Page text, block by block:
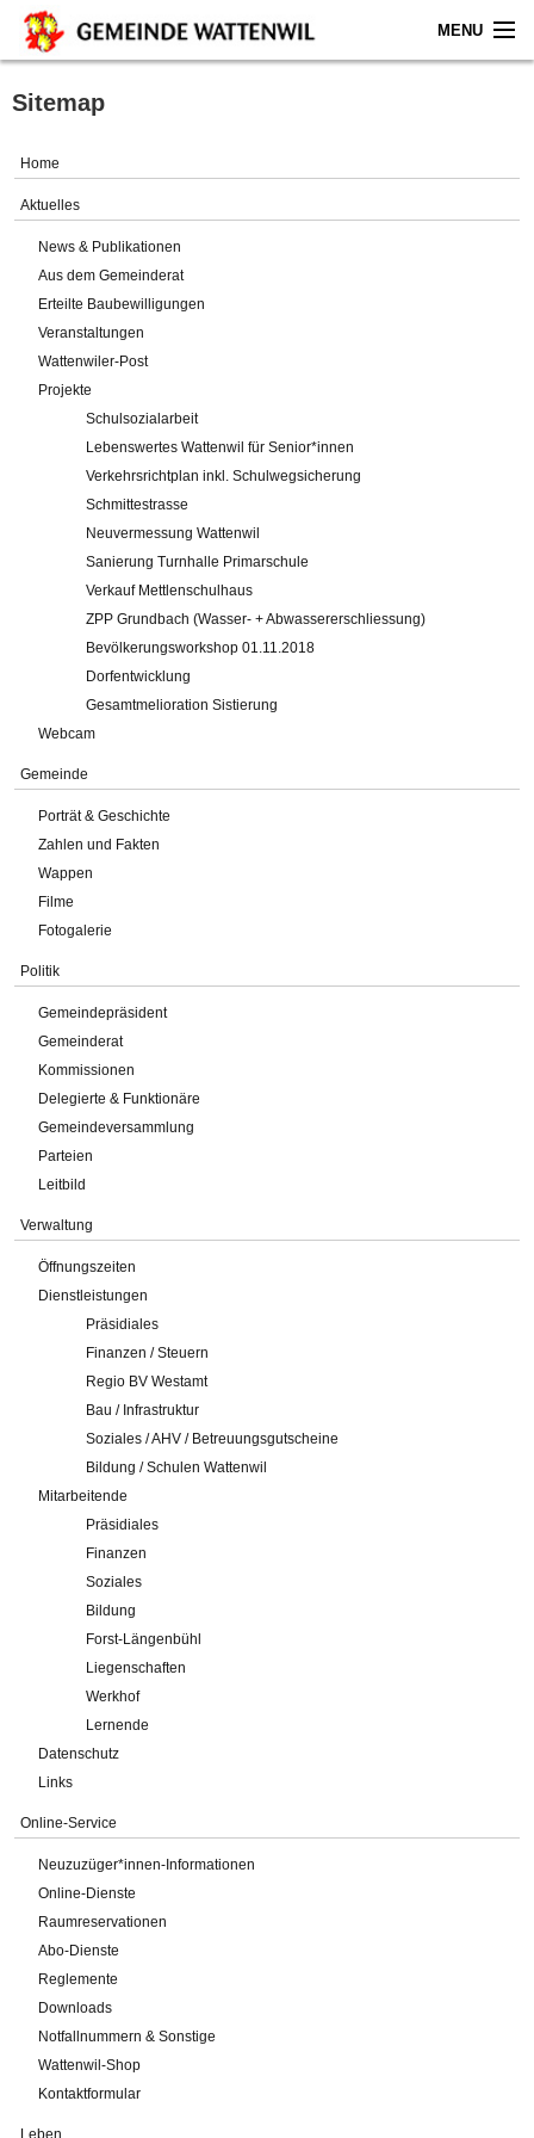
MENU
Home
Gemeinde
Verwaltung
Online-Service
Impressum
Sitemap
Home
Aktuelles
News & Publikationen
Aus dem Gemeinderat
Erteilte Baubewilligungen
Veranstaltungen
Wattenwiler-Post
Projekte
Schulsozialarbeit
Lebenswertes Wattenwil für Senior*innen
Verkehrsrichtplan inkl. Schulwegsicherung
Schmittestrasse
Neuvermessung Wattenwil
Sanierung Turnhalle Primarschule
Verkauf Mettlenschulhaus
ZPP Grundbach (Wasser- + Abwassererschliessung)
Bevölkerungsworkshop 01.11.2018
Dorfentwicklung
Gesamtmelioration Sistierung
Webcam
Gemeinde
Porträt & Geschichte
Zahlen und Fakten
Wappen
Filme
Fotogalerie
Politik
Gemeindepräsident
Gemeinderat
Kommissionen
Delegierte & Funktionäre
Gemeindeversammlung
Parteien
Leitbild
Verwaltung
Öffnungszeiten
Dienstleistungen
Präsidiales
Finanzen / Steuern
Regio BV Westamt
Bau / Infrastruktur
Soziales / AHV / Betreuungsgutscheine
Bildung / Schulen Wattenwil
Mitarbeitende
Präsidiales
Finanzen
Soziales
Bildung
Forst-Längenbühl
Liegenschaften
Werkhof
Lernende
Datenschutz
Links
Online-Service
Neuzuzüger*innen-Informationen
Online-Dienste
Raumreservationen
Abo-Dienste
Reglemente
Downloads
Notfallnummern & Sonstige
Wattenwil-Shop
Kontaktformular
Leben